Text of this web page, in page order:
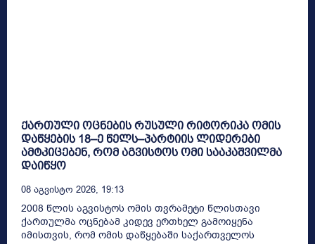
ქართული ოცნების რუსული რიტორიკა ომის
დაწყების 18–ე წელს–პარტიის ლიდერები
ამტკიცებენ, რომ აგვისტოს ომი სააკაშვილმა
დაიწყო
08 Აგვისტო 2026, 19:13
2008 წლის აგვისტოს ომის თვრამეტი წლისთავი
ქართულმა ოცნებამ კიდევ ერთხელ გამოიყენა
იმისთვის, რომ ომის დაწყებაში საქართველოს